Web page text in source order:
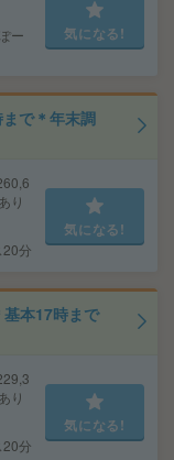
ー
気になる!
で＊年末調
り
分
気になる!
基本17時まで
り
分
気になる!